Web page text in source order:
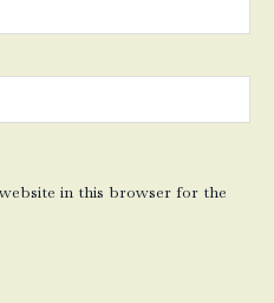
in this browser for the